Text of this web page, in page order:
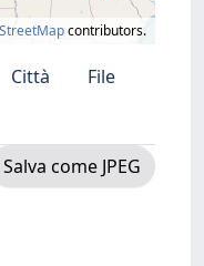
contributors.
Città
File
Salva come JPEG